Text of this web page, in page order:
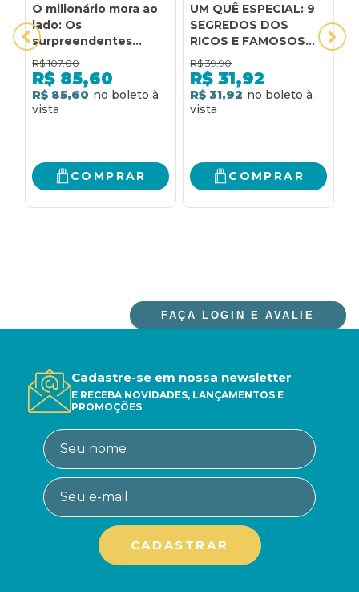
O milionário mora ao
lado: Os
surpreendentes
segredos dos ricaços
americanos
R$ 107,00
R$ 85,60
R$ 85,60
COMPRAR
UM QUÊ ESPECIAL: 9
SEGREDOS DOS
RICOS E FAMOSOS
PARA VOCÊ
ALCANÇAR O
SUCESSO: 9
SEGREDOS DOS
SUCESSO
R$ 39,90
R$ 31,92
R$ 31,92
COMPRAR
FAÇA LOGIN E AVALIE
Cadastre-se em nossa newsletter
E RECEBA NOVIDADES, LANÇAMENTOS E
PROMOÇÕES